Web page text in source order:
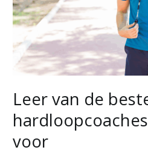
Leer van de
voor
stellen
zich
voor